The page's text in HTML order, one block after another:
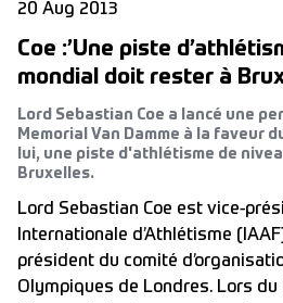
20 Aug 2013
Coe :’Une piste
mondial doit rester à
Lord Sebastian Coe a lancé une
Memorial Van Damme à la faveur
lui, une piste d'athlétisme de
Bruxelles.
Lord Sebastian Coe est vice-
Internationale d’Athlétisme
président du comité
Olympiques de Londres. Lors du